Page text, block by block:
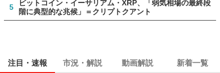
5
ビットコイン・イーサリアム・XRP、「弱気相場の最終段
階に典型的な兆候」＝クリプトクアント
注目・速報 市況・解説 動画解説 新着一覧